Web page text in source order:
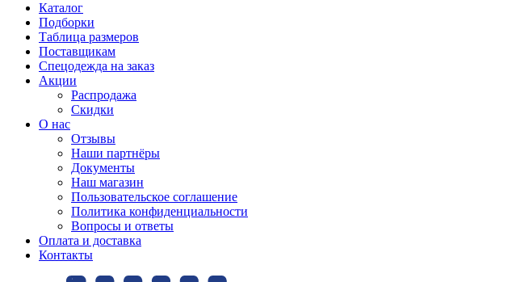
Каталог
Подборки
Таблица размеров
Поставщикам
Спецодежда на заказ
Акции
Распродажа
Скидки
О нас
Отзывы
Наши партнёры
Документы
Наш магазин
Пользовательское соглашение
Политика конфиденциальности
Вопросы и ответы
Оплата и доставка
Контакты